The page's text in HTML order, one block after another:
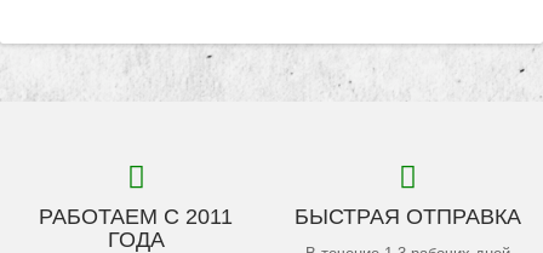
РАБОТАЕМ С 2011
ГОДА
БЫСТРАЯ ОТПРАВКА